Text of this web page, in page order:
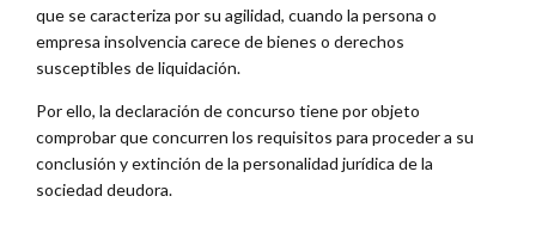
que se caracteriza por su agilidad, cuando la persona o
empresa insolvencia carece de bienes o derechos
susceptibles de liquidación.
Por ello, la declaración de concurso tiene por objeto
comprobar que concurren los requisitos para proceder a su
conclusión y extinción de la personalidad jurídica de la
sociedad deudora.